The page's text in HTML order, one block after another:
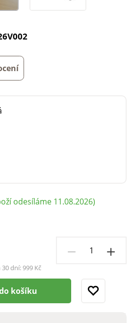
30 dní:999 Kč
odesíláme 11.08.2026)
košíku